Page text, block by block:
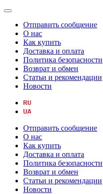
Отправить сообщение
О нас
Как купить
Доставка и оплата
Политика безопасности
Возврат и обмен
Статьи и рекомендации
Новости
Отправить сообщение
О нас
Как купить
Доставка и оплата
Политика безопасности
Возврат и обмен
Статьи и рекомендации
Новости